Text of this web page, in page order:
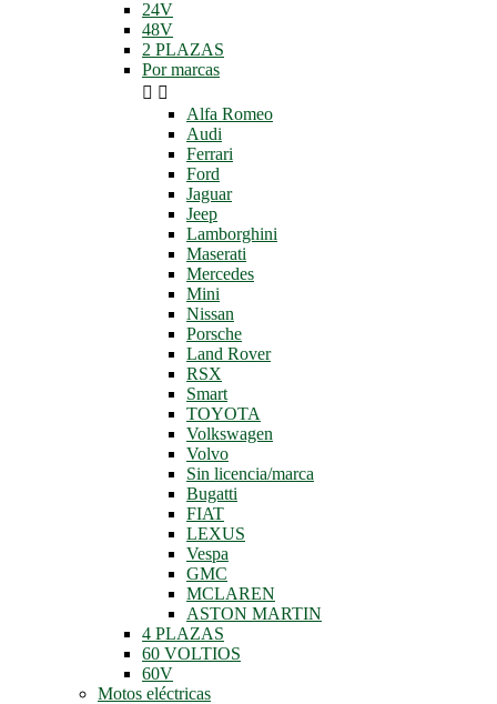
24V
48V
2 PLAZAS
Por marcas
 
Alfa Romeo
Audi
Ferrari
Ford
Jaguar
Jeep
Lamborghini
Maserati
Mercedes
Mini
Nissan
Porsche
Land Rover
RSX
Smart
TOYOTA
Volkswagen
Volvo
Sin licencia/marca
Bugatti
FIAT
LEXUS
Vespa
GMC
MCLAREN
ASTON MARTIN
4 PLAZAS
60 VOLTIOS
60V
Motos eléctricas